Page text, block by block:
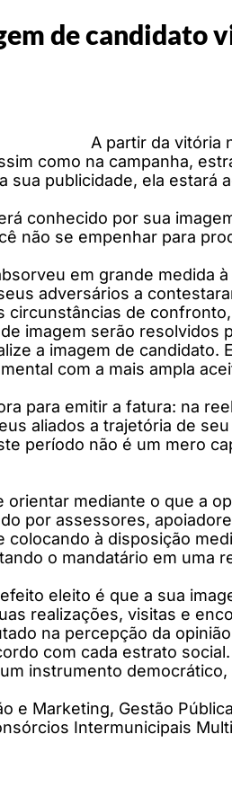
de candidato
A partir da vitória
como na campanha,
sua publicidade, ela estará
conhecido por sua
não se empenhar para
em grande medida
adversários a
circunstâncias de
imagem serão
a imagem de
com a mais ampla
para emitir a fatura: na
aliados a trajetória de
período não é um mero
mediante o que a
por assessores,
colocando à disposição
o mandatário em uma
eleito é que a sua
realizações, visitas e
na percepção da
com cada estrato
instrumento
e Marketing, Gestão
Intermunicipais